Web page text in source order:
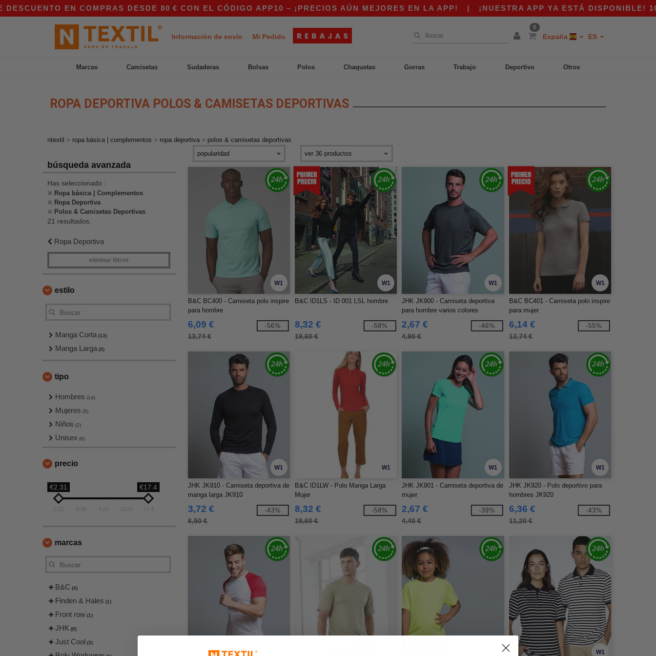
EN COMPRAS DESDE 80 € CON EL CÓDIGO APP10 – ¡PRECIOS AÚN MEJORES EN LA APP! |¡NUESTRA APP YA ESTÁ DISPONIBLE! 10 € DE
Información de envío Mi Pedido
0
España ES
Marcas Camisetas Sudaderas Bolsas Polos Chaquetas Gorras Trabajo Deportivo Otros
ROPA DEPORTIVA POLOS & CAMISETAS DEPORTIVAS
ntextil > ropa básica | complementos > ropa deportiva > polos & camisetas deportivas
búsqueda avanzada
Has seleccionado :
Ropa básica | Complementos
Ropa Deportiva
Polos & Camisetas Deportivas
21 resultados.
Ropa Deportiva
eliminar filtros
estilo
Manga Corta (13)
Manga Larga (5)
tipo
Hombres (14)
Mujeres (5)
Niños (2)
Unisex (6)
precio
€2.31 €17.4
2.31 9.85 13.63 17.4
marcas
B&C (4)
Finden & Hales (1)
Front row (1)
JHK (8)
Just Cool (3)
W1
B&C BC400 - Camiseta polo inspire
para hombre
6,09 €
13,74 €
-56%
W1
B&C ID1LS - ID 001 LSL hombre
8,32 €
19,60 €
-58%
W1
JHK JK900 - Camiseta deportiva
para hombre varios colores
2,67 €
4,90 €
-46%
W1
B&C BC401 - Camiseta polo inspire
para mujer
6,14 €
13,74 €
-55%
W1
JHK JK910 - Camiseta deportiva de
manga larga JK910
3,72 €
6,50 €
-43%
W1
B&C ID1LW - Polo Manga Larga
Mujer
8,32 €
19,60 €
-58%
W1
JHK JK901 - Camiseta deportiva de
mujer
2,67 €
4,40 €
-39%
W1
JHK JK920 - Polo deportivo para
hombres JK920
6,36 €
11,20 €
-43%
W1